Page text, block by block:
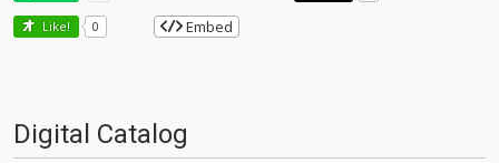
Like! 0 Embed
Digital Catalog